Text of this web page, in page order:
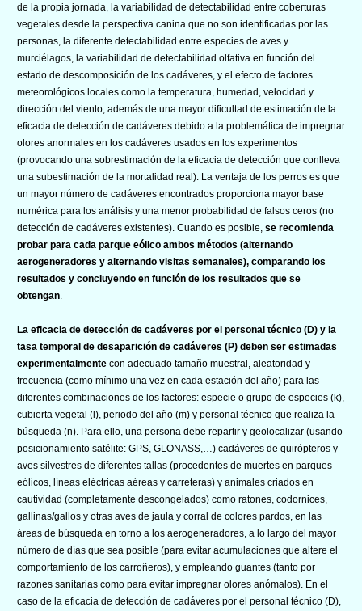
de la propia jornada, la variabilidad de detectabilidad entre coberturas
vegetales desde la perspectiva canina que no son identificadas por las
personas, la diferente detectabilidad entre especies de aves y
murciélagos, la variabilidad de detectabilidad olfativa en función del
estado de descomposición de los cadáveres, y el efecto de factores
meteorológicos locales como la temperatura, humedad, velocidad y
dirección del viento, además de una mayor dificultad de estimación de la
eficacia de detección de cadáveres debido a la problemática de impregnar
olores anormales en los cadáveres usados en los experimentos
(provocando una sobrestimación de la eficacia de detección que conlleva
una subestimación de la mortalidad real). La ventaja de los perros es que
un mayor número de cadáveres encontrados proporciona mayor base
numérica para los análisis y una menor probabilidad de falsos ceros (no
detección de cadáveres existentes). Cuando es posible, se recomienda
probar para cada parque eólico ambos métodos (alternando
aerogeneradores y alternando visitas semanales), comparando los
resultados y concluyendo en función de los resultados que se
obtengan
La eficacia de detección de cadáveres por el personal técnico (D) y la
tasa temporal de desaparición de cadáveres (P) deben ser estimadas
experimentalmente con adecuado tamaño muestral, aleatoridad y
frecuencia (como mínimo una vez en cada estación del año) para las
diferentes combinaciones de los factores: especie o grupo de especies (k),
cubierta vegetal (l), periodo del año (m) y personal técnico que realiza la
búsqueda (n). Para ello, una persona debe repartir y geolocalizar (usando
posicionamiento satélite: GPS, GLONASS,…) cadáveres de quirópteros y
aves silvestres de diferentes tallas (procedentes de muertes en parques
eólicos, líneas eléctricas aéreas y carreteras) y animales criados en
cautividad (completamente descongelados) como ratones, codornices,
gallinas/gallos y otras aves de jaula y corral de colores pardos, en las
áreas de búsqueda en torno a los aerogeneradores, a lo largo del mayor
número de días que sea posible (para evitar acumulaciones que altere el
comportamiento de los carroñeros), y empleando guantes (tanto por
razones sanitarias como para evitar impregnar olores anómalos). En el
caso de la eficacia de detección de cadáveres por el personal técnico (D),